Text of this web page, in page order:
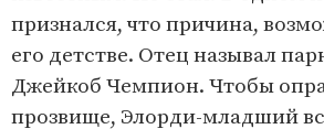
признался, что причина,
его детстве. Отец называл
Джейкоб Чемпион. Чтобы
прозвище, Элорди-младший